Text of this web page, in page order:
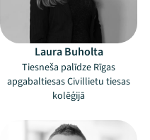
Laura Buholta
Tiesneša palīdze Rīgas
apgabaltiesas Civillietu tiesas
kolēģijā